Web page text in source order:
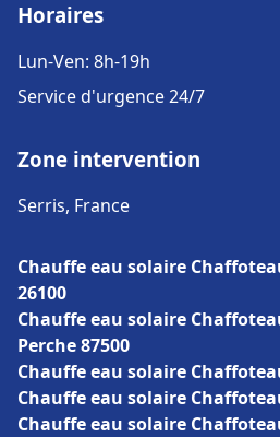
Horaires
Lun-Ven: 8h-19h
Service d'urgence 24/7
Zone intervention
Serris, France
Chauffe eau solaire
26100
Chauffe eau solaire
Perche 87500
Chauffe eau solaire
Chauffe eau solaire
Chauffe eau solaire